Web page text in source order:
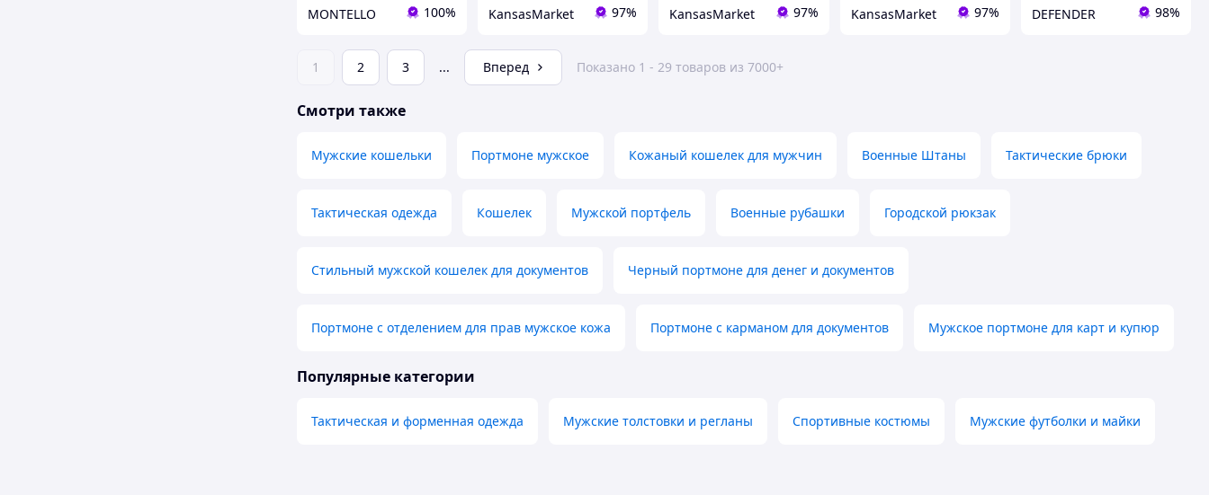
MONTELLO 100% KansasMarket 97% KansasMarket 97% KansasMarket 97% DEFENDER 98%
1 2 3 ... Вперед Показано 1 - 29 товаров из 7000+
Смотри также
Мужские кошельки Портмоне мужское Кожаный кошелек для мужчин Военные Штаны Тактические брюки
Тактическая одежда Кошелек Мужской портфель Военные рубашки Городской рюкзак
Стильный мужской кошелек для документов Черный портмоне для денег и документов
Портмоне с отделением для прав мужское кожа Портмоне с карманом для документов Мужское портмоне для карт и купюр
Популярные категории
Тактическая и форменная одежда Мужские толстовки и регланы Спортивные костюмы Мужские футболки и майки